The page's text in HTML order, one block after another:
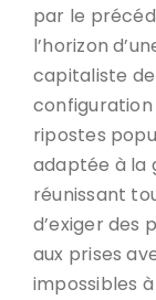
par le
l’horizon
capitaliste de
configuration
ripostes
adaptée à la
réunissant
d’exiger des
aux prises
impossibles